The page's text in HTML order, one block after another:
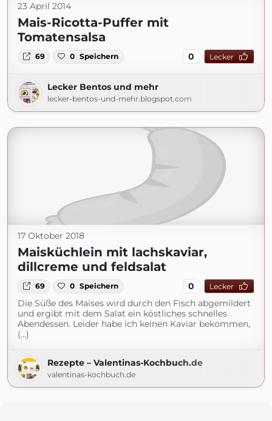
23 April 2014
Mais-Ricotta-Puffer mit
Tomatensalsa
69 0 Speichern 0 Lecker
Lecker Bentos und mehr
lecker-bentos-und-mehr.blogspot.com
17 Oktober 2018
Maisküchlein mit lachskaviar,
dillcreme und feldsalat
69 0 Speichern 0 Lecker
Die Süße des Maises wird durch den Fisch abgemildert
und ergibt mit dem Salat ein köstliches schnelles
Abendessen. Leider habe ich keinen Kaviar bekommen,
(...)
Rezepte – Valentinas-Kochbuch.de
valentinas-kochbuch.de